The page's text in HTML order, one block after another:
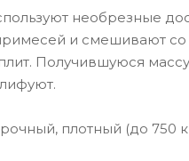
необрезные
и смешивают
Получившуюся
плотный (до